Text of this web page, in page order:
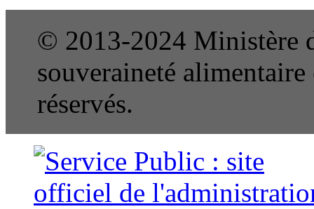
© 2013-2024 Ministère
souveraineté
réservés.